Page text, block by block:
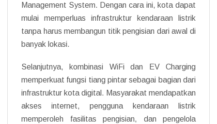
Management System. Dengan cara ini, kota dapat
mulai memperluas infrastruktur kendaraan listrik
tanpa harus membangun titik pengisian dari awal di
banyak lokasi.
Selanjutnya, kombinasi WiFi dan EV Charging
memperkuat fungsi tiang pintar sebagai bagian dari
infrastruktur kota digital. Masyarakat mendapatkan
akses internet, pengguna kendaraan listrik
memperoleh fasilitas pengisian, dan pengelola